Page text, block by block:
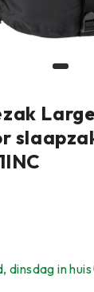
dinsdag in huis